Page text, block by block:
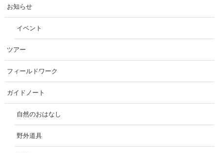
お知らせ
イベント
ツアー
フィールドワーク
ガイドノート
自然のおはなし
野外道具